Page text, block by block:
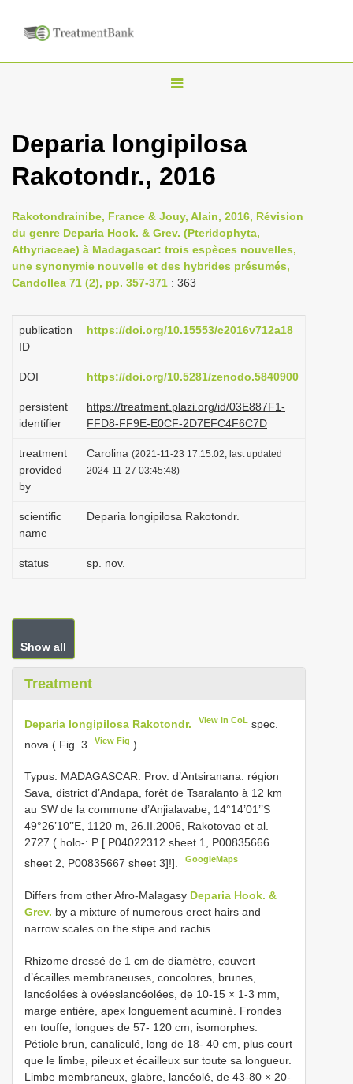
T
g
l
n
a
i
a
i
n
Deparia longipilosa
Rakotondr., 2016
Rakotondrainibe, France & Jouy, Alain, 2016, Révision
du genre Deparia Hook. & Grev. (Pteridophyta,
Athyriaceae) à Madagascar: trois espèces nouvelles,
une synonymie nouvelle et des hybrides présumés,
Candollea 71 (2), pp. 357-371 : 363
publication
ID
https://doi.org/10.15553/c2016v712a18
DOI https://doi.org/10.5281/zenodo.5840900
persistent
identifier
https://treatment.plazi.org/id/03E887F1-
FFD8-FF9E-E0CF-2D7EFC4F6C7D
treatment
provided
by
Carolina (2021-11-23 17:15:02, last updated
2024-11-27 03:45:48)
scientific
name
Deparia longipilosa Rakotondr.
status sp. nov.
Show all
Treatment
Deparia longipilosa Rakotondr. View in CoL spec.
nova ( Fig. 3
View Fig ).
Typus: MADAGASCAR. Prov. d’Antsiranana: région
Sava, district d’Andapa, forêt de Tsaralanto à 12 km
au SW de la commune d’Anjialavabe, 14°14’01’’S
49°26’10’’E, 1120 m, 26.II.2006, Rakotovao et al.
2727 ( holo-: P [ P04022312 sheet 1, P00835666
sheet 2, P00835667 sheet 3]!]. GoogleMaps
Differs from other Afro-Malagasy Deparia Hook. &
Grev. by a mixture of numerous erect hairs and
narrow scales on the stipe and rachis.
Rhizome dressé de 1 cm de diamètre, couvert
d’écailles membraneuses, concolores, brunes,
lancéolées à ovéeslancéolées, de 10-15 × 1-3 mm,
marge entière, apex longuement acuminé. Frondes
en touffe, longues de 57- 120 cm, isomorphes.
Pétiole brun, canaliculé, long de 18- 40 cm, plus court
que le limbe, pileux et écailleux sur toute sa longueur.
Limbe membraneux, glabre, lancéolé, de 43-80 × 20-